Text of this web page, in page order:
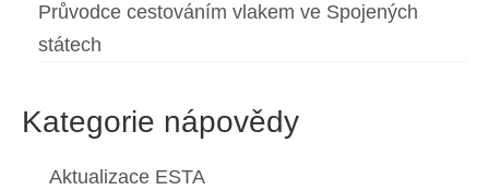
Průvodce cestováním vlakem ve Spojených
státech
Kategorie nápovědy
Aktualizace ESTA